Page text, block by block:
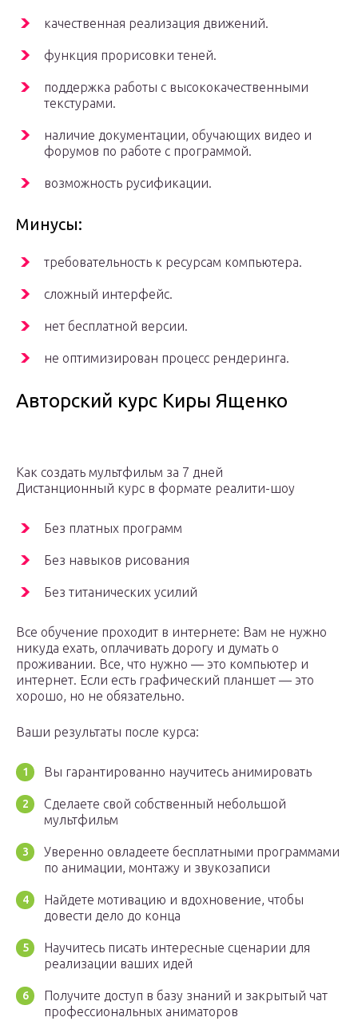
качественная реализация движений.
функция прорисовки теней.
поддержка работы с высококачественными
текстурами.
наличие документации, обучающих видео и
форумов по работе с программой.
возможность русификации.
Минусы:
требовательность к ресурсам компьютера.
сложный интерфейс.
нет бесплатной версии.
не оптимизирован процесс рендеринга.
Авторский курс Киры Ященко
Как создать мультфильм за 7 дней
Дистанционный курс в формате реалити-шоу
Без платных программ
Без навыков рисования
Без титанических усилий
Все обучение проходит в интернете: Вам не нужно
никуда ехать, оплачивать дорогу и думать о
проживании. Все, что нужно — это компьютер и
интернет. Если есть графический планшет — это
хорошо, но не обязательно.
Ваши результаты после курса:
Вы гарантированно научитесь анимировать
Сделаете свой собственный небольшой
мультфильм
Уверенно овладеете бесплатными программами
по анимации, монтажу и звукозаписи
Найдете мотивацию и вдохновение, чтобы
довести дело до конца
Научитесь писать интересные сценарии для
реализации ваших идей
Получите доступ в базу знаний и закрытый чат
профессиональных аниматоров